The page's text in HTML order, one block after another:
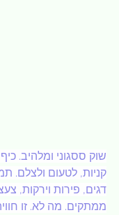
שוק ססגוני ומלהיב.
קניות, לטעום ולצלם.
דגים, פירות וירקות,
ממתקים. מה לא. זו